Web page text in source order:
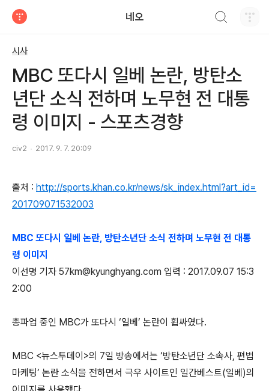
네오
시사
MBC 또다시 일베 논란, 방탄소
년단 소식 전하며 노무현 전 대통
령 이미지 - 스포츠경향
civ2 2017. 9. 7. 20:09
출처 : http://sports.khan.co.kr/news/sk_index.html?art_id=
201709071532003
MBC 또다시 일베 논란, 방탄소년단 소식 전하며 노무현 전 대통
령 이미지
이선명 기자 57km@kyunghyang.com 입력 : 2017.09.07 15:3
2:00
총파업 중인 MBC가 또다시 ‘일베’ 논란이 휩싸였다.
MBC <뉴스투데이>의 7일 방송에서는 ‘방탄소년단 소속사, 편법
마케팅’ 논란 소식을 전하면서 극우 사이트인 일간베스트(일베)의